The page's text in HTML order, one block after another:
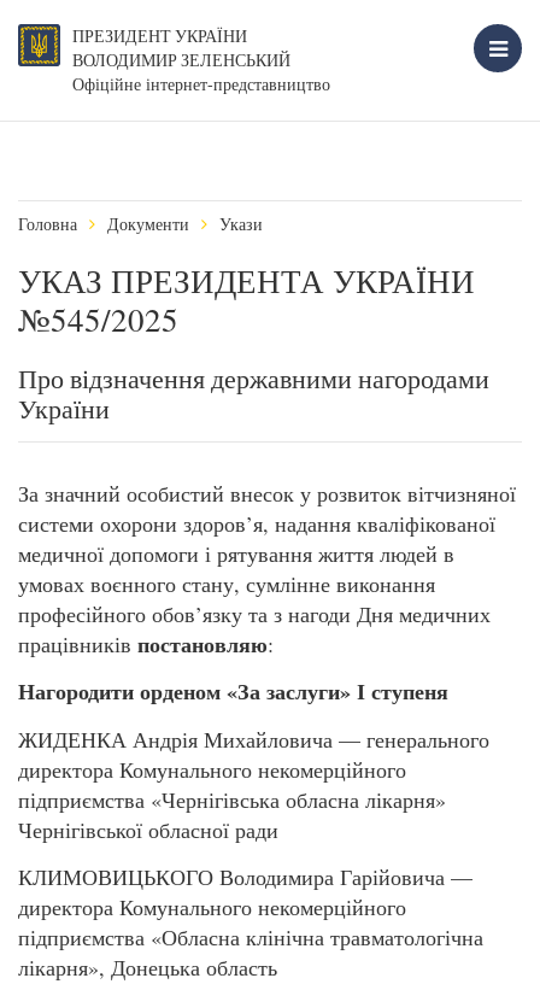
ПРЕЗИДЕНТ УКРАЇНИ
ВОЛОДИМИР ЗЕЛЕНСЬКИЙ
Офіційне інтернет-представництво
Головна Документи Укази
УКАЗ ПРЕЗИДЕНТА УКРАЇНИ
№545/2025
Про відзначення державними нагородами
України
За значний особистий внесок у розвиток вітчизняної
системи охорони здоров’я, надання кваліфікованої
медичної допомоги і рятування життя людей в
умовах воєнного стану, сумлінне виконання
професійного обов’язку та з нагоди Дня медичних
працівників постановляю:
Нагородити орденом «За заслуги» І ступеня
ЖИДЕНКА Андрія Михайловича — генерального
директора Комунального некомерційного
підприємства «Чернігівська обласна лікарня»
Чернігівської обласної ради
КЛИМОВИЦЬКОГО Володимира Гарійовича —
директора Комунального некомерційного
підприємства «Обласна клінічна травматологічна
лікарня», Донецька область